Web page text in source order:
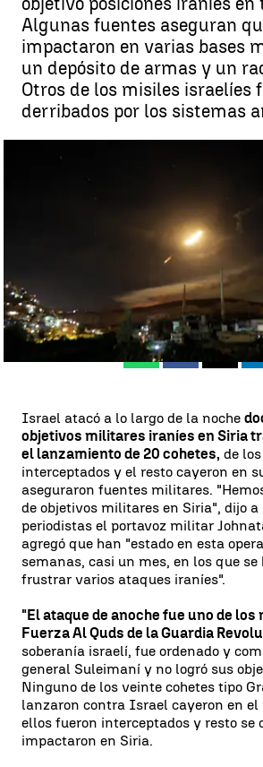
Algunas fuentes aseguran
impactaron en varias bases
un depósito de armas y un
Otros de los misiles israelíes
derribados por los sistemas
Israel ataca docenas de objetivos
Antena 3 Noticias Madrid
Publicado: 10 de mayo de 2018, 07:36
WhatsappFacebook
X
Israel atacó a lo largo de la noche
objetivos militares iraníes en Siria
el lanzamiento de 20 cohetes, de
interceptados y el resto cayeron en
aseguraron fuentes militares.
de objetivos militares en Siria", dijo a
periodistas el portavoz militar
agregó que han "estado en esta
semanas, casi un mes, en los que se
frustrar varios ataques iraníes".
"El ataque de anoche fue uno de los
Fuerza Al Quds de la Guardia
soberanía israelí, fue ordenado y
general Suleimaní y no logró sus
Ninguno de los veinte cohetes tipo
lanzaron contra Israel cayeron en el
ellos fueron interceptados y resto se
impactaron en Siria.